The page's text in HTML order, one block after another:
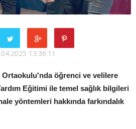
13:36:11
öğrenci ve velilere
Eğitimi ile temel sağlık bilgileri
yöntemleri hakkında farkındalık